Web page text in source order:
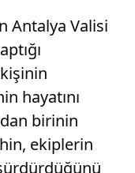
Antalya Valisi
hayatını
birinin
ekiplerin